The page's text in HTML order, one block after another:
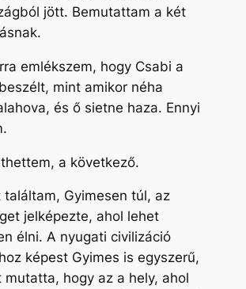
jött. Bemutattam a két
emlékszem, hogy Csabi a
mint amikor néha
és ő sietne haza. Ennyi
a következő.
találtam, Gyimesen túl, az
jelképezte, ahol lehet
élni. A nyugati civilizáció
képest Gyimes is egyszerű,
mutatta, hogy az a hely, ahol